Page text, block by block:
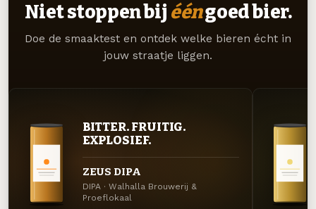
Niet stoppen bij ééngoed bier.
Doe de smaaktest en ontdek welke bieren écht in
jouw straatje liggen.
BITTER. FRUITIG.
EXPLOSIEF.
ZEUS DIPA
DIPA · Walhalla Brouwerij &
Proeflokaal